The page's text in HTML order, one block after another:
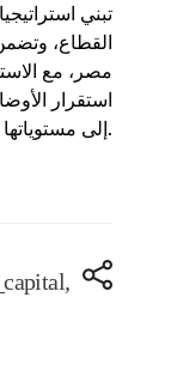
تبني
القطاع،
مصر، مع
استقرار
إلى مستوياتها الطبيعية.
,